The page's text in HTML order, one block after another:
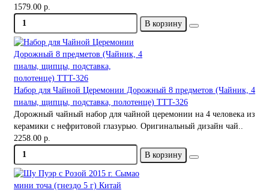
1579.00 р.
В корзину
Набор для Чайной Церемонии Дорожный 8 предметов (Чайник, 4
пиалы, щипцы, подставка, полотенце) TTT-326
Дорожный чайный набор для чайной церемонии на 4 человека из
керамики с нефритовой глазурью. Оригинальный дизайн чай..
2258.00 р.
В корзину